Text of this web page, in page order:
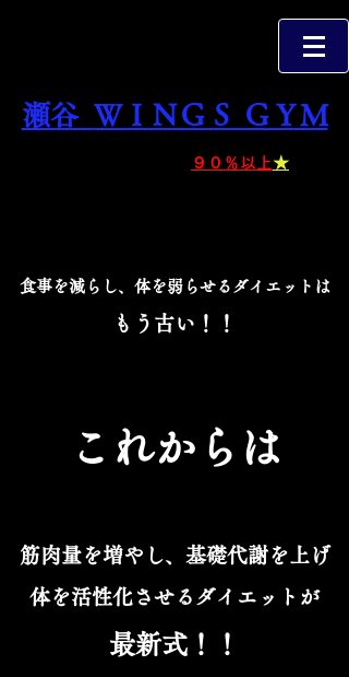
横浜市瀬谷区三ツ境162-8
瀬谷 ＷＩＮＧＳ ＧＹＭ
９０％以上★
食事を減らし、体を弱らせるダイエットは
もう古い！！
これからは
筋肉量を増やし、基礎代謝を上げ
体を活性化させるダイエットが
最新式！！